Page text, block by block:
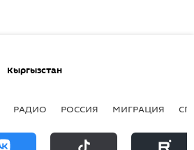
Кыргызстан
РАДИО РОССИЯ МИГРАЦИЯ